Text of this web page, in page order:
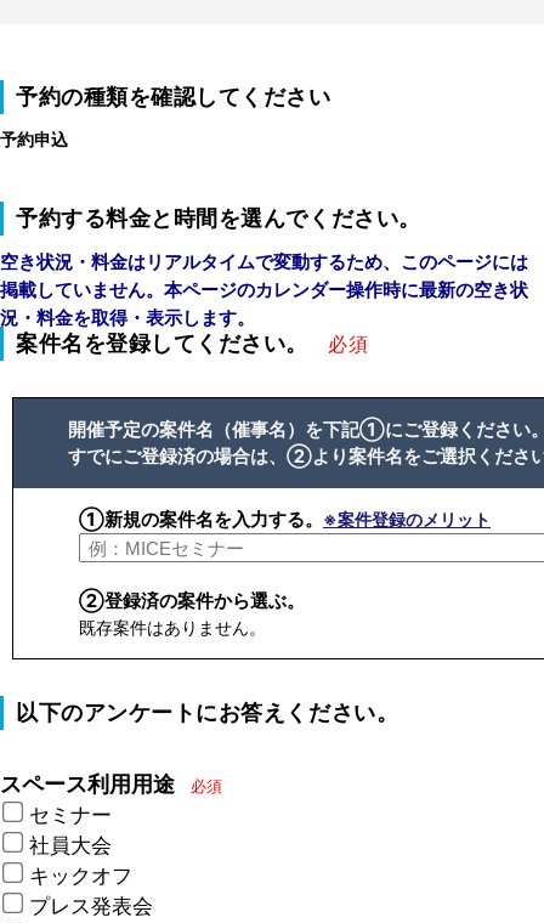
予約の種類を確認してください
予約申込
予約する料金と時間を選んでください。
空き状況・料金はリアルタイムで変動するため、このページには
掲載していません。本ページのカレンダー操作時に最新の空き状
況・料金を取得・表示します。
案件名を登録してください。 必須
開催予定の案件名（催事名）を下記①にご登録ください
すでにご登録済の場合は、②より案件名をご選択くださ
①新規の案件名を入力する。 ※案件登録のメリット
②登録済の案件から選ぶ。
既存案件はありません。
以下のアンケートにお答えください。
スペース利用用途 必須
セミナー
社員大会
キックオフ
プレス発表会